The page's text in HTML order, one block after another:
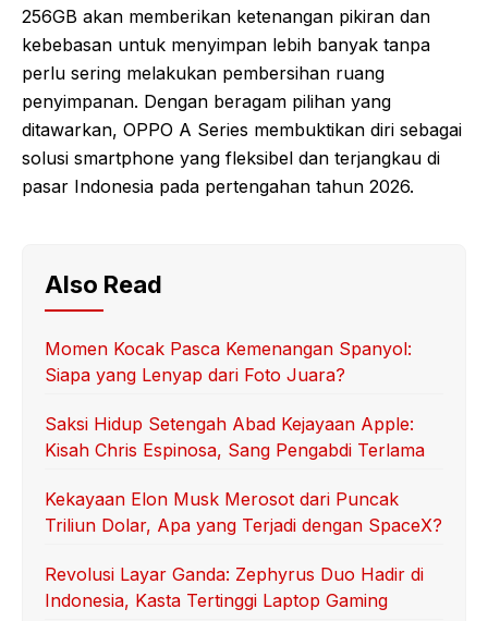
256GB akan memberikan ketenangan pikiran dan
kebebasan untuk menyimpan lebih banyak tanpa
perlu sering melakukan pembersihan ruang
penyimpanan. Dengan beragam pilihan yang
ditawarkan, OPPO A Series membuktikan diri sebagai
solusi smartphone yang fleksibel dan terjangkau di
pasar Indonesia pada pertengahan tahun 2026.
Also Read
Momen Kocak Pasca Kemenangan Spanyol:
Siapa yang Lenyap dari Foto Juara?
Saksi Hidup Setengah Abad Kejayaan Apple:
Kisah Chris Espinosa, Sang Pengabdi Terlama
Kekayaan Elon Musk Merosot dari Puncak
Triliun Dolar, Apa yang Terjadi dengan SpaceX?
Revolusi Layar Ganda: Zephyrus Duo Hadir di
Indonesia, Kasta Tertinggi Laptop Gaming